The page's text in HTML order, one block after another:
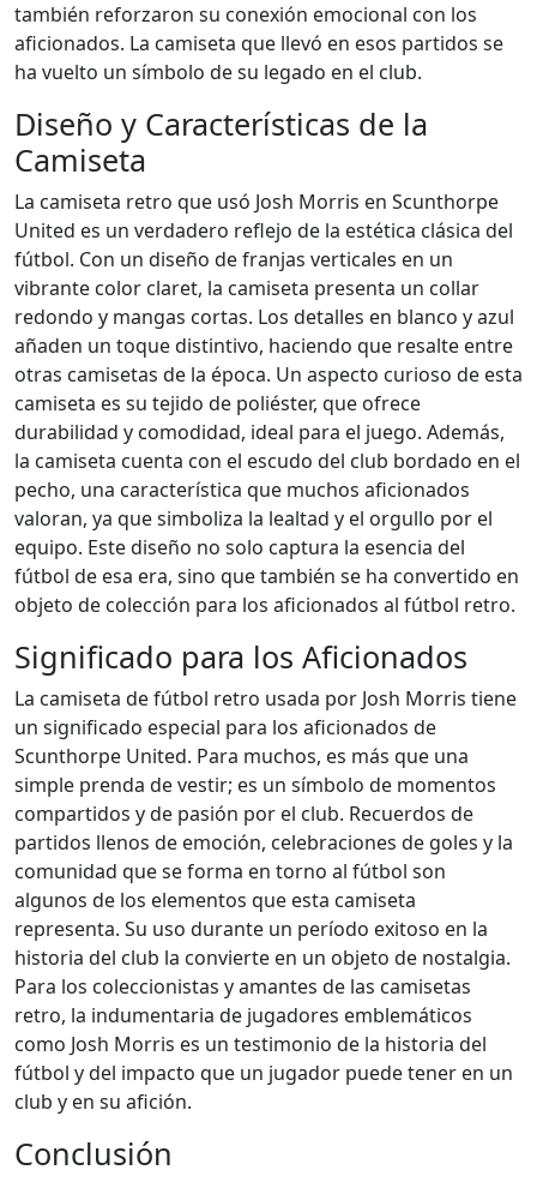
también reforzaron su conexión emocional con los
aficionados. La camiseta que llevó en esos partidos se
ha vuelto un símbolo de su legado en el club.
Diseño y Características de la
Camiseta
La camiseta retro que usó Josh Morris en Scunthorpe
United es un verdadero reflejo de la estética clásica del
fútbol. Con un diseño de franjas verticales en un
vibrante color claret, la camiseta presenta un collar
redondo y mangas cortas. Los detalles en blanco y azul
añaden un toque distintivo, haciendo que resalte entre
otras camisetas de la época. Un aspecto curioso de esta
camiseta es su tejido de poliéster, que ofrece
durabilidad y comodidad, ideal para el juego. Además,
la camiseta cuenta con el escudo del club bordado en el
pecho, una característica que muchos aficionados
valoran, ya que simboliza la lealtad y el orgullo por el
equipo. Este diseño no solo captura la esencia del
fútbol de esa era, sino que también se ha convertido en
objeto de colección para los aficionados al fútbol retro.
Significado para los Aficionados
La camiseta de fútbol retro usada por Josh Morris tiene
un significado especial para los aficionados de
Scunthorpe United. Para muchos, es más que una
simple prenda de vestir; es un símbolo de momentos
compartidos y de pasión por el club. Recuerdos de
partidos llenos de emoción, celebraciones de goles y la
comunidad que se forma en torno al fútbol son
algunos de los elementos que esta camiseta
representa. Su uso durante un período exitoso en la
historia del club la convierte en un objeto de nostalgia.
Para los coleccionistas y amantes de las camisetas
retro, la indumentaria de jugadores emblemáticos
como Josh Morris es un testimonio de la historia del
fútbol y del impacto que un jugador puede tener en un
club y en su afición.
Conclusión